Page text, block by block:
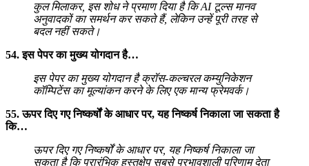
कुल मिलाकर, इस शोध ने प्रमाण दिया है कि AI टूल्स मानव
अनुवादकों का समर्थन कर सकते हैं, लेकिन उन्हें पूरी तरह से
बदल नहीं सकते।
54. इस पेपर का मुख्य योगदान है…
इस पेपर का मुख्य योगदान है क्रॉस-कल्चरल कम्युनिकेशन
कॉम्पिटेंस का मूल्यांकन करने के लिए एक मान्य फ्रेमवर्क।
55. ऊपर दिए गए निष्कर्षों के आधार पर, यह निष्कर्ष निकाला जा सकता है
कि…
ऊपर दिए गए निष्कर्षों के आधार पर, यह निष्कर्ष निकाला जा
सकता है कि प्रारंभिक हस्तक्षेप सबसे प्रभावशाली परिणाम देता